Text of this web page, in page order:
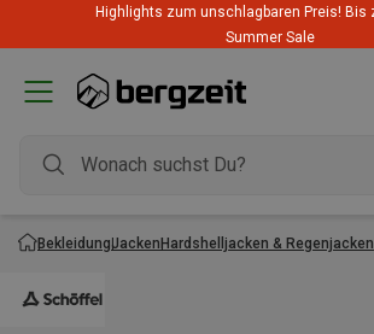
Highlights zum unschlagbaren Preis! Bis
Summer Sale
BekleidungJackenHardshelljacken & Regenjacken